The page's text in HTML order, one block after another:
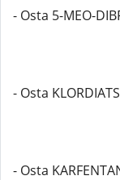
- Osta 5-MEO-
- Osta
- Osta